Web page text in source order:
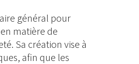
général pour
matière de
Sa création vise à
afin que les